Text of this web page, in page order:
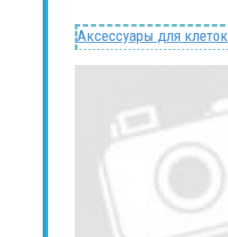
Аксессуары для клеток